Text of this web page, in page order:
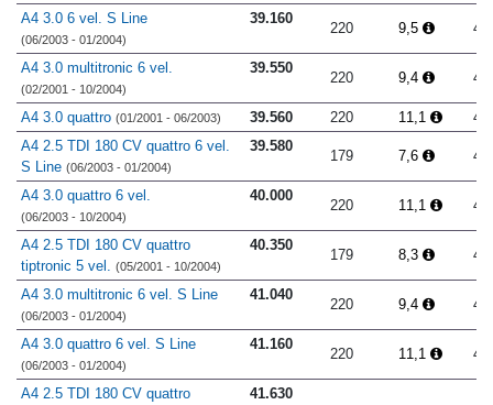
A4 3.0 6 vel. S Line
(06/2003 - 01/2004)
39.160
220 9,5
A4 3.0 multitronic 6 vel.
(02/2001 - 10/2004)
39.550
220 9,4
A4 3.0 quattro (01/2001 - 06/2003) 39.560 220 11,1
A4 2.5 TDI 180 CV quattro 6 vel.
S Line (06/2003 - 01/2004)
39.580
179 7,6
A4 3.0 quattro 6 vel.
(06/2003 - 10/2004)
40.000
220 11,1
A4 2.5 TDI 180 CV quattro
tiptronic 5 vel. (05/2001 - 10/2004)
40.350
179 8,3
A4 3.0 multitronic 6 vel. S Line
(06/2003 - 01/2004)
41.040
220 9,4
A4 3.0 quattro 6 vel. S Line
(06/2003 - 01/2004)
41.160
220 11,1
A4 2.5 TDI 180 CV quattro
41.630